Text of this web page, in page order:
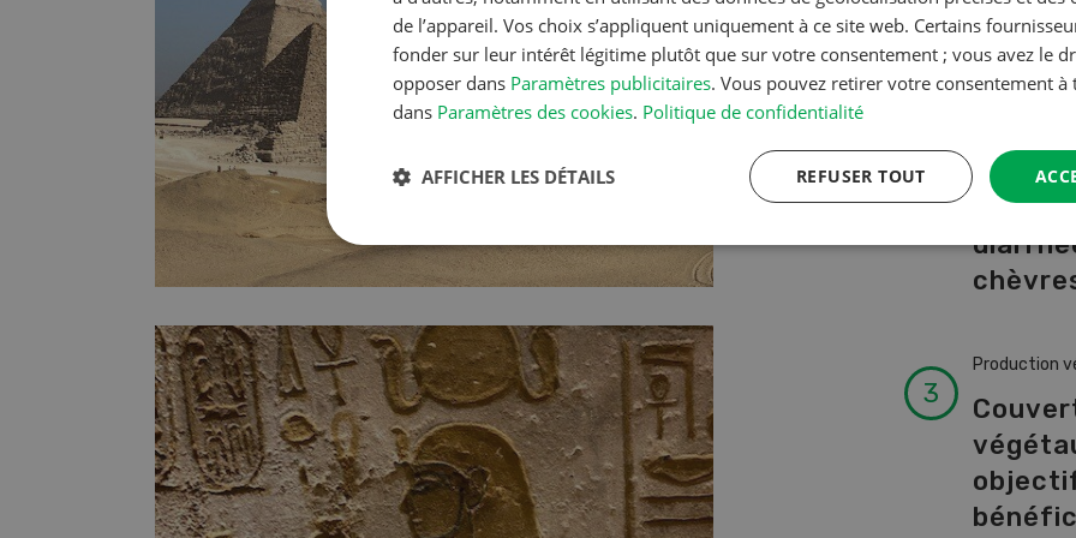
A à Z
Production
faire
Production
de l’appareil. Vos choix s’appliquent uniquement à ce site web. Certains
fonder sur leur intérêt légitime plutôt que sur votre consentement ; vous avez le
opposer dans Paramètres publicitaires. Vous pouvez retirer votre consentement
dans Paramètres des cookies. Politique de confidentialité
REFUSER TOUT
AFFICHER LES DÉTAILS